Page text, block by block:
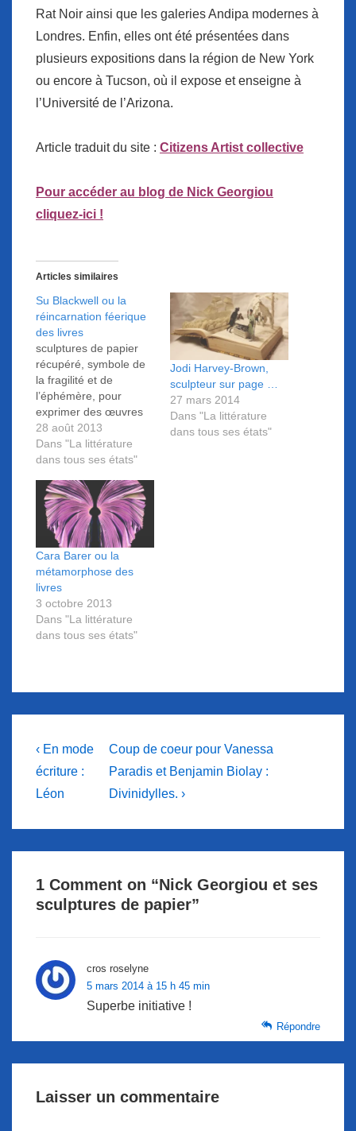
Rat Noir ainsi que les galeries Andipa modernes à
Londres. Enfin, elles ont été présentées dans
plusieurs expositions dans la région de New York
ou encore à Tucson, où il expose et enseigne à
l’Université de l’Arizona.
Article traduit du site : Citizens Artist collective
Pour accéder au blog de Nick Georgiou
cliquez-ici !
Articles similaires
Su Blackwell ou la
réincarnation féerique
des livres
sculptures de papier
récupéré, symbole de
la fragilité et de
l’éphémère, pour
exprimer des œuvres
aux résonances
mélancoliques. Œuvres
inspirées par les
folklore mais aussi par
les personnages et
paysages de romans,
28 août 2013
Dans "La littérature
dans tous ses états"
Jodi Harvey-Brown,
sculpteur sur page …
27 mars 2014
Dans "La littérature
dans tous ses états"
Cara Barer ou la
métamorphose des
livres
3 octobre 2013
Dans "La littérature
dans tous ses états"
Navigation
de
l’article
Previous
Post
is
‹ En mode
écriture :
Léon
Next
Post
is
Coup de coeur pour Vanessa
Paradis et Benjamin Biolay :
Divinidylles. ›
1 Comment on “Nick Georgiou et ses
sculptures de papier”
cros roselyne
5 mars 2014 à 15 h 45 min
Superbe initiative !
Répondre
Laisser un commentaire